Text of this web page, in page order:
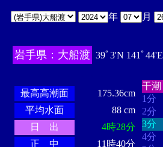
年 月
岩手県：大船渡 39ﾟ3'N 141ﾟ44'E
最高高潮面
175.36cm
平均水面
88 cm
日 出
4時28分
正 中
11時40分
干潮
1分
2分
3分
4分